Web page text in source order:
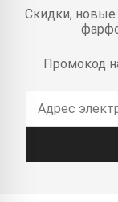
Скидки, новые
Промокод